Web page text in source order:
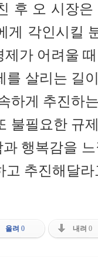
후 오 시장
게 각인시킬
제가 어려울
를 살리는 길
하게 추진하
불필요한 규
행복감을
고 추진해달
올려 0 내려 0